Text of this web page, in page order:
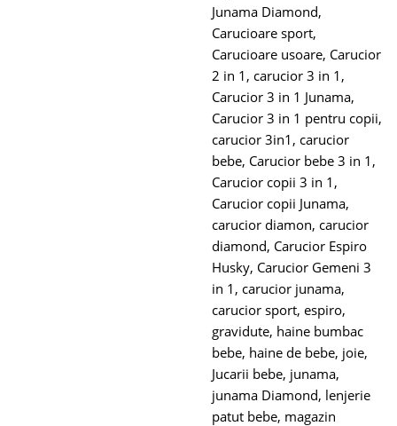
Junama Diamond,
Carucioare sport,
Carucioare usoare, Carucior
2 in 1 , carucior 3 in 1 ,
Carucior 3 in 1 Junama,
Carucior 3 in 1 pentru copii,
carucior 3in1 , carucior
bebe, Carucior bebe 3 in 1 ,
Carucior copii 3 in 1 ,
Carucior copii Junama,
carucior diamon, carucior
diamond, Carucior Espiro
Husky, Carucior Gemeni 3
in 1 , carucior junama,
carucior sport, espiro,
gravidute, haine bumbac
bebe, haine de bebe, joie,
Jucarii bebe, junama,
junama Diamond, lenjerie
patut bebe, magazin